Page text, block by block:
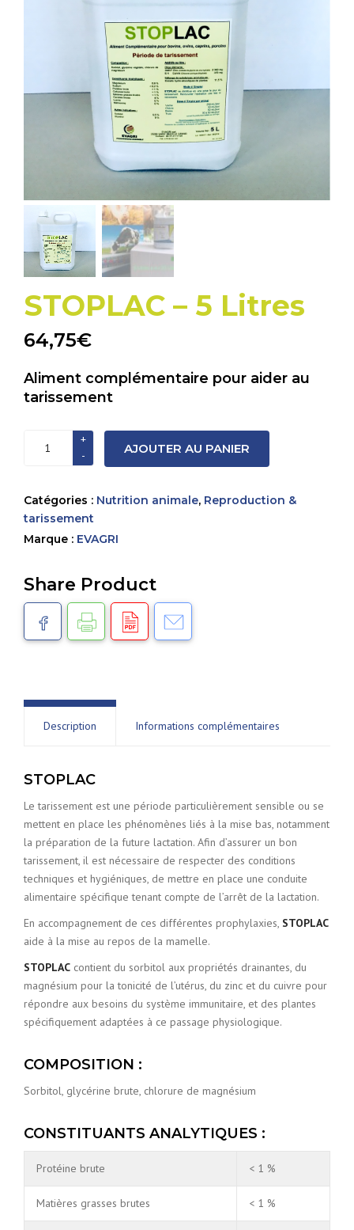
STOPLAC – 5 Litres
64,75€
Aliment complémentaire pour aider au
tarissement
AJOUTER AU PANIER
Catégories : Nutrition animale, Reproduction &
tarissement
Marque : EVAGRI
Share Product
Description Informations complémentaires
STOPLAC
Le tarissement est une période particulièrement sensible ou se
mettent en place les phénomènes liés à la mise bas, notamment
la préparation de la future lactation. Afin d’assurer un bon
tarissement, il est nécessaire de respecter des conditions
techniques et hygiéniques, de mettre en place une conduite
alimentaire spécifique tenant compte de l’arrêt de la lactation.
En accompagnement de ces différentes prophylaxies, STOPLAC
aide à la mise au repos de la mamelle.
STOPLAC contient du sorbitol aux propriétés drainantes, du
magnésium pour la tonicité de l’utérus, du zinc et du cuivre pour
répondre aux besoins du système immunitaire, et des plantes
spécifiquement adaptées à ce passage physiologique.
COMPOSITION :
Sorbitol, glycérine brute, chlorure de magnésium
CONSTITUANTS ANALYTIQUES :
Protéine brute < 1 %
Matières grasses brutes < 1 %